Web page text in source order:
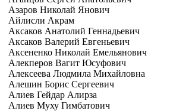
Азаров Николай Янович
Айлисли Акрам
Аксаков Анатолий Геннадьевич
Аксаков Валерий Евгеньевич
Аксененко Николай Емельянович
Алекперов Вагит Юсуфович
Алексеева Людмила Михайловна
Алешин Борис Сергеевич
Алиев Гейдар Алирза
Алиев Муху Гимбатович